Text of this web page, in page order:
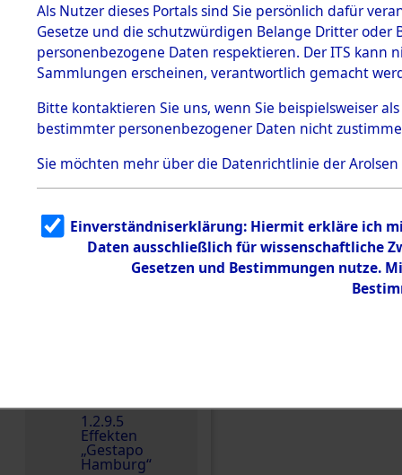
Effekten
1.2.9.1
Effekten aus
dem KZ
Dachau
1.2.9.2
Effekten aus
dem KZ
Bayerisches
1.2.9.3
Effekten aus
dem KZ
Neuengamm
1.2.9.5
Effekten
„Gestapo
Hamburg“
Als Nutzer dieses Portals sind Sie persönlich dafür
Gesetze und die schutzwürdigen Belange Dritter
personenbezogene Daten respektieren. Der ITS
Sammlungen erscheinen, verantwortlich gemacht
Bitte kontaktieren Sie uns, wenn Sie beispielsweiser
bestimmter personenbezogener Daten nicht
Sie möchten mehr über die Datenrichtlinie der Arolsen
Einverständniserklärung: Hiermit erkläre ich
Daten ausschließlich für wissenschaftliche
Gesetzen und Bestimmungen nutze.